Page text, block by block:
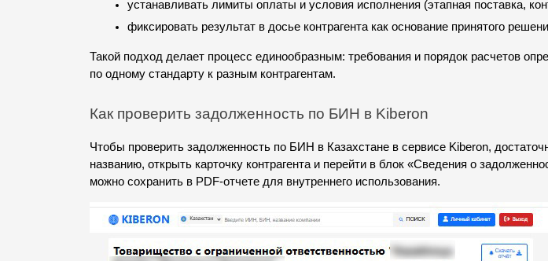
устанавливать лимиты оплаты и условия исполнения (этапная поставка,
фиксировать результат в досье контрагента как основание принятого
Такой подход делает процесс единообразным: требования и порядок расчетов
по одному стандарту к разным контрагентам.
Как проверить задолженность по БИН в Kiberon
Чтобы проверить задолженность по БИН в Казахстане в сервисе Kiberon,
названию, открыть карточку контрагента и перейти в блок «Сведения о
можно сохранить в PDF-отчете для внутреннего использования.